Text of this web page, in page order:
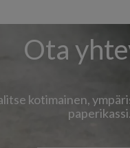
Ota
kotimainen,
paperikassi.